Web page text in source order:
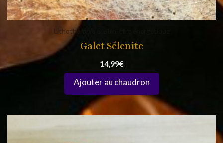
Lithothérapie & Bien-être énergétique
Galet Sélenite
14,99€